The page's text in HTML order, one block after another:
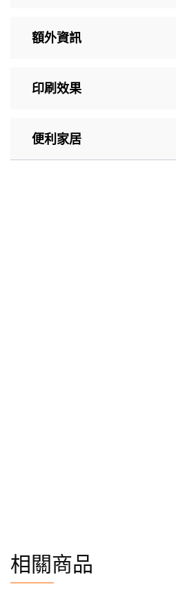
額外資訊
印刷效果
便利家居
相關商品